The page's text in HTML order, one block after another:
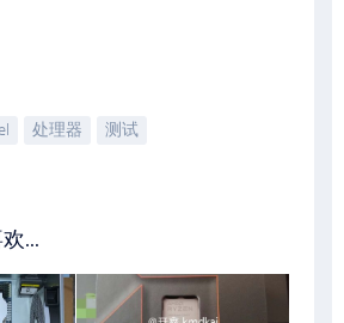
处理器 测试
...